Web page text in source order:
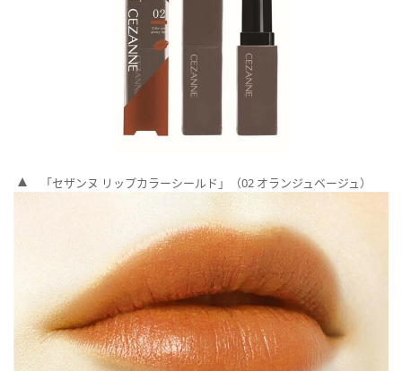
「セザンヌ リップカラーシールド」（02 オランジュベージュ）